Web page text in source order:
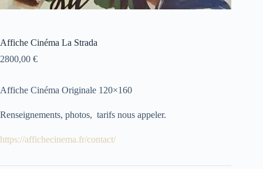
Affiche Cinéma La Strada
2800,00 €
Affiche Cinéma Originale 120×160
Renseignements, photos, tarifs nous appeler.
https://affichecinema.fr/contact/